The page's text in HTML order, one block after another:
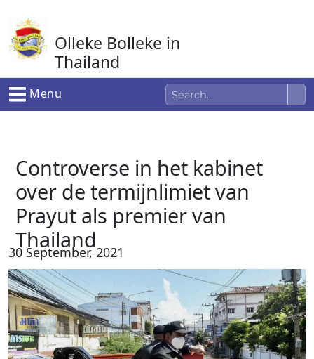
naar
de
inhoud
Olleke Bolleke in
Thailand
In Thailand
Menu
Controverse in het kabinet
over de termijnlimiet van
Prayut als premier van
Thailand
30 September, 2021